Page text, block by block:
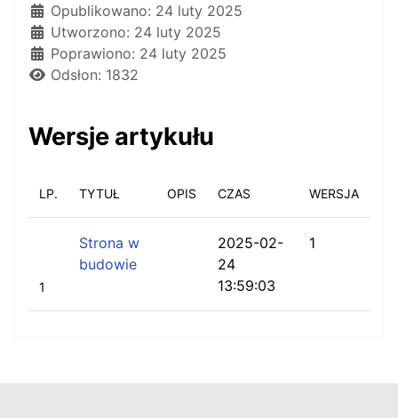
Opublikowano: 24 luty 2025
Utworzono: 24 luty 2025
Poprawiono: 24 luty 2025
Odsłon: 1832
Wersje artykułu
LP. TYTUŁ OPIS CZAS WERSJA
1
Strona w
budowie
2025-02-
24
13:59:03
1